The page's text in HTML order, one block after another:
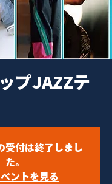
プJAZZテ
受付は終了しまし
た。
ントを見る